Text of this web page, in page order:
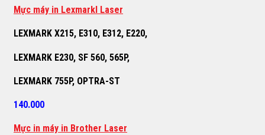
Mực máy in Lexmarkl Laser
LEXMARK X215, E310, E312, E220,
LEXMARK E230, SF 560, 565P,
LEXMARK 755P, OPTRA-ST
140.000
Mực in máy in Brother Laser